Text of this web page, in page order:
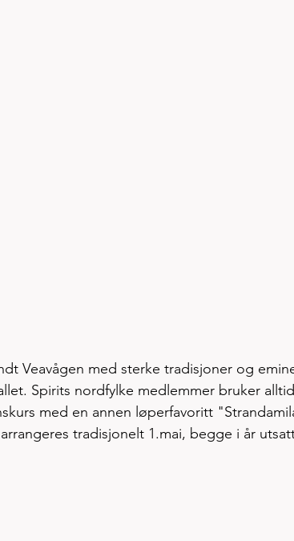
Veavågen med sterke tradisjoner og
Spirits nordfylke medlemmer bruker
med en annen løperfavoritt
tradisjonelt 1.mai, begge i år